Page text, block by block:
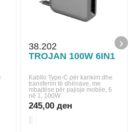
38.202
TROJAN 100W 6IN1
Kabllo Type-C për karikim dhe
transferim të dhënave, me
mbajtëse për pajisje mobile, 6
në 1, 100W
245,00 ден
›